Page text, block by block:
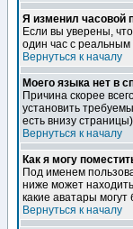
Я изменил часовой
Если вы уверены,
один час с
Вернуться к началу
Моего языка нет в
Причина скорее
установить
есть внизу страницы)
Вернуться к началу
Как я могу
Под именем
ниже может
какие аватары
Вернуться к началу